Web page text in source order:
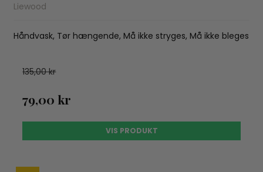
Liewood
Håndvask, Tør hængende, Må ikke stryges, Må ikke bleges
135,00 kr
79,00 kr
VIS PRODUKT